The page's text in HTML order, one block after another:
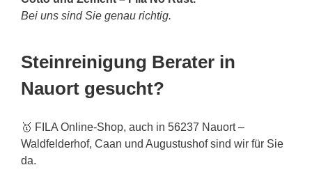
Bei uns sind Sie genau richtig.
Steinreinigung Berater in
Nauort gesucht?
🥇 FILA Online-Shop, auch in 56237 Nauort –
Waldfelderhof, Caan und Augustushof sind wir für Sie
da.